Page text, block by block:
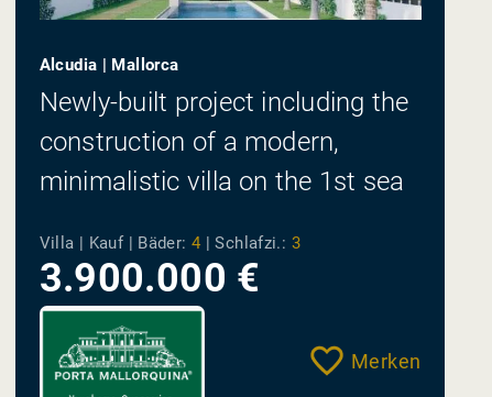
Alcudia | Mallorca
Newly-built project including the
construction of a modern,
minimalistic villa on the 1st sea
Villa | Kauf | Bäder: 4 |Schlafzi.: 3
3.900.000 €
Merken